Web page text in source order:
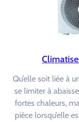
Qu’elle soit liée à
se limiter à
fortes chaleurs,
pièce lorsqu’elle